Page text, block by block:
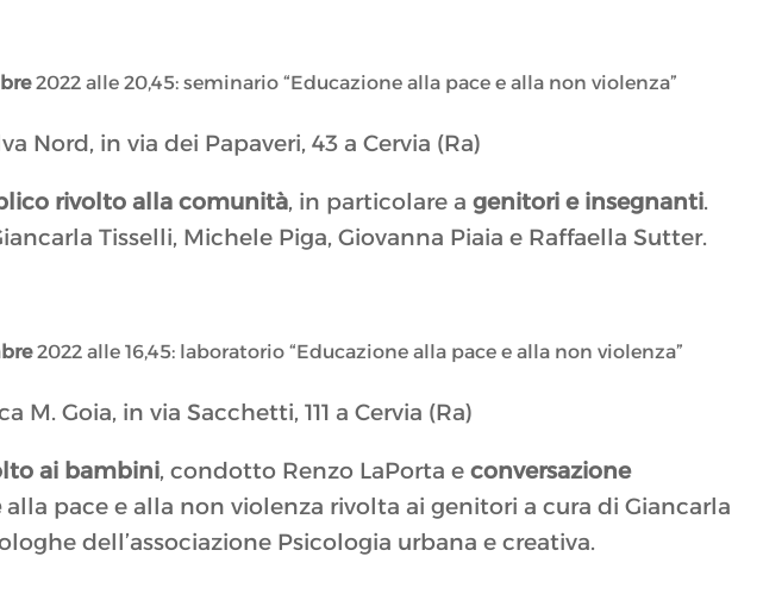
2022 alle 20,45: seminario “Educazione alla pace e alla non violenza”
Nord, in via dei Papaveri, 43 a Cervia (Ra)
rivolto alla comunità, in particolare agenitori e insegnanti.
Tisselli, Michele Piga, Giovanna Piaia e Raffaella Sutter.
2022 alle 16,45: laboratorio “Educazione alla pace e alla non violenza”
M. Goia, in via Sacchetti, 111 a Cervia (Ra)
ai bambini, condotto Renzo LaPorta econversazione
alla pace e alla non violenza rivolta ai genitori a cura di Giancarla
dell’associazione Psicologia urbana e creativa.